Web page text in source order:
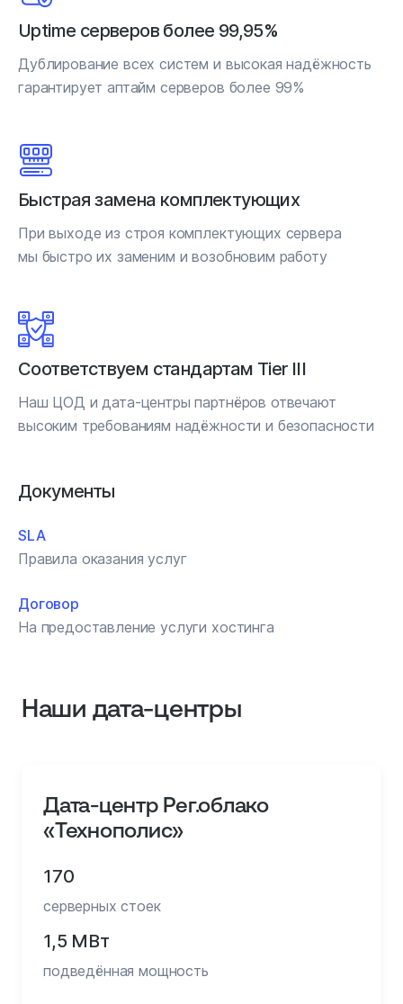
Uptime серверов более 99,95%
Дублирование всех систем и высокая надёжность
гарантирует аптайм серверов более 99%
Быстрая замена комплектующих
При выходе из строя комплектующих сервера
мы быстро их заменим и возобновим работу
Соответствуем стандартам Tier III
Наш ЦОД и дата-центры партнёров отвечают
высоким требованиям надёжности и безопасности
Документы
SLA
Правила оказания услуг
Договор
На предоставление услуги хостинга
Наши дата‑центры
Дата-центр Рег.облако
«Технополис»
170
серверных стоек
1,5 МВт
подведённая мощность